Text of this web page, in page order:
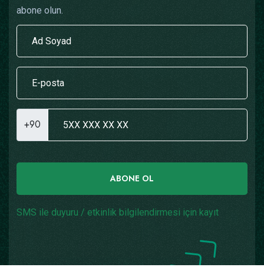
abone olun.
+90
ABONE OL
SMS ile duyuru / etkinlik bilgilendirmesi için kayıt